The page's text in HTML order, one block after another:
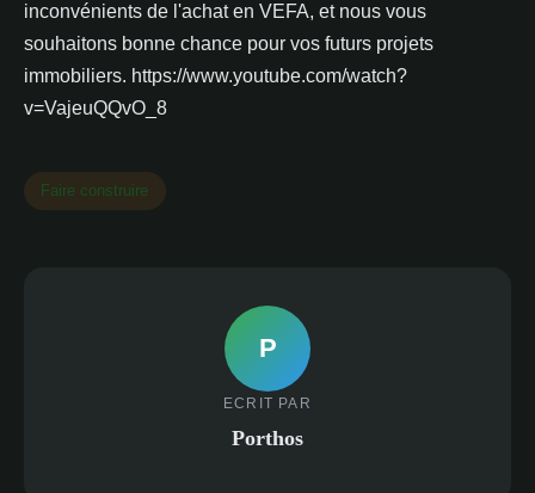
inconvénients de l'achat en VEFA, et nous vous
souhaitons bonne chance pour vos futurs projets
immobiliers. https://www.youtube.com/watch?
v=VajeuQQvO_8
Faire construire
P
ECRIT PAR
Porthos